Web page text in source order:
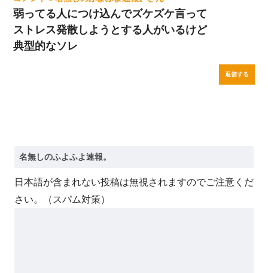
弱ってる人につけ込んでズケズケ言って
ストレス発散しようとする人がいるけど
典型的なソレ
返信する
日本語が含まれない投稿は無視されますのでご注意くだ
さい。（スパム対策）